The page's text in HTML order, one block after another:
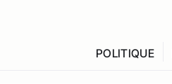
POLITIQUE